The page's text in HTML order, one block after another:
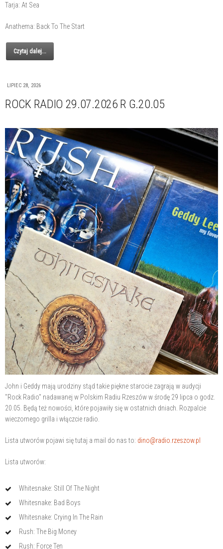
Tarja: At Sea
Anathema: Back To The Start
Czytaj dalej...
LIPIEC 28, 2026
ROCK RADIO 29.07.2026 R G.20.05
John i Geddy mają urodziny stąd takie piękne starocie zagrają w audycji
"Rock Radio" nadawanej w Polskim Radiu Rzeszów w środę 29 lipca o godz.
20.05. Będą też nowości, które pojawiły się w ostatnich dniach. Rozpalcie
wieczornego grilla i włączcie radio.
Lista utworów pojawi się tutaj a mail do nas to: dino@radio.rzeszow.pl
Lista utworów:
Whitesnake: Still Of The Night
Whitesnake: Bad Boys
Whitesnake: Crying In The Rain
Rush: The Big Money
Rush: Force Ten